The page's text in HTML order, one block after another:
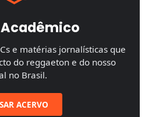
e matérias jornalísticas que
do reggaeton e do nosso
no Brasil.
ACERVO